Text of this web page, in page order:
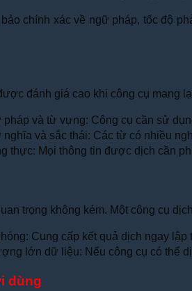
chính xác về ngữ pháp, tốc độ
đánh giá cao khi công cụ mang
pháp và từ vựng: Công cụ cần sử
và sắc thái: Các từ có nhiều
thực: Mọi thông tin được dịch cần
trọng không kém. Một công cụ
Cung cấp kết quả dịch ngay
lớn dữ liệu: Nếu công cụ có thể
dùng